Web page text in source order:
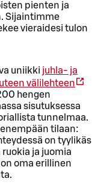
pienten ja
Sijaintimme
vieraidesi tulon
uniikki juhla- ja
välilehteen
hengen
sisutuksessa
tunnelmaa.
tilaan:
on tyylikäs
ja juomia
oma erillinen